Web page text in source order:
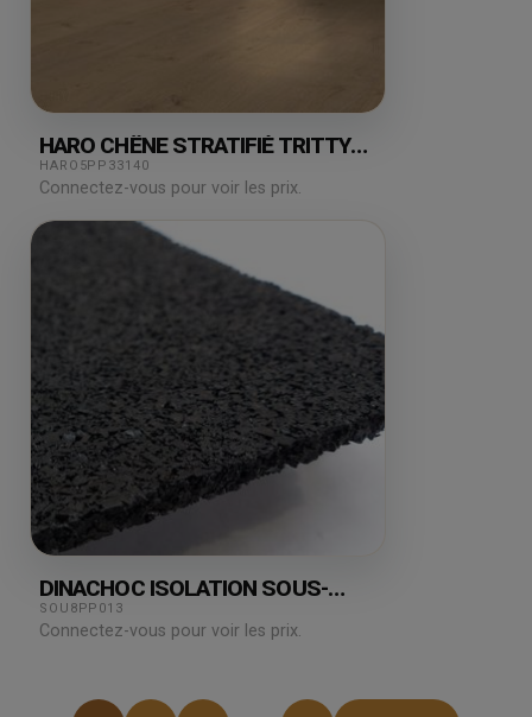
HARO CHÊNE STRATIFIÉ TRITTY
GRAN VIA PORTLAND 10.72M²
HARO5PP33140
Connectez-vous pour voir les prix.
DINACHOC ISOLATION SOUS-
COUCHE S801 3MM 19DB
SOU8PP013
Connectez-vous pour voir les prix.